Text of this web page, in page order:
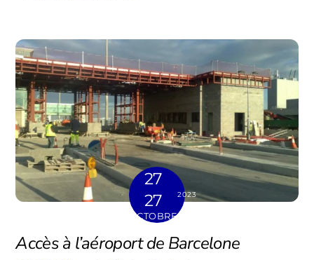
27
27
OCTOBRE
2023
Accès à l’aéroport de Barcelone